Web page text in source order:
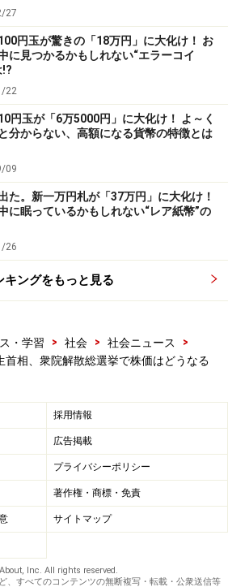
27
円玉が驚きの「18万円」に大化け！ お
に見つかるかもしれない“エラーコイ
!?
22
円玉が「6万5000円」に大化け！ よ～く
分からない、高額になる貨幣の特徴とは
09
た。新一万円札が「37万円」に大化け！
に眠っているかもしれない“レア紙幣”の
26
キングをもっと見る
・学習 > 社会 > 社会ニュース
>
首相、衆院解散総選挙で株価はどうなる
採用情報
広告掲載
プライバシーポリシー
著作権・商標・免責
サイトマップ
Inc. All rights reserved.
、すべてのコンテンツの無断複写・転載・公衆送信等